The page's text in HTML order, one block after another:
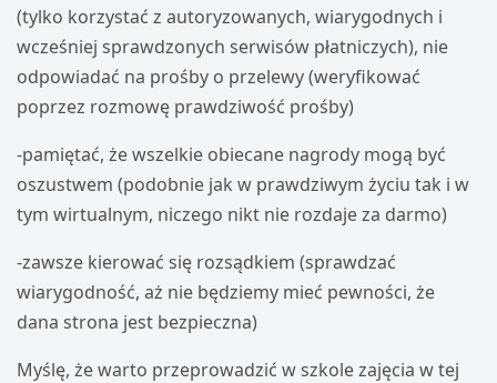
(tylko korzystać z autoryzowanych, wiarygodnych i
wcześniej sprawdzonych serwisów płatniczych), nie
odpowiadać na prośby o przelewy (weryfikować
poprzez rozmowę prawdziwość prośby)
-pamiętać, że wszelkie obiecane nagrody mogą być
oszustwem (podobnie jak w prawdziwym życiu tak i w
tym wirtualnym, niczego nikt nie rozdaje za darmo)
-zawsze kierować się rozsądkiem (sprawdzać
wiarygodność, aż nie będziemy mieć pewności, że
dana strona jest bezpieczna)
Myślę, że warto przeprowadzić w szkole zajęcia w tej